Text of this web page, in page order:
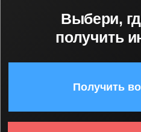
Получить в MAX
Получить во ВКонтакте